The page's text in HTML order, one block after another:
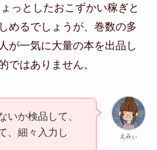
っとしたおこずかい稼ぎと
めるでしょうが、巻数の多
が一気に大量の本を出品し
ではありません。
えみぃ
いか検品して、
、細々入力し